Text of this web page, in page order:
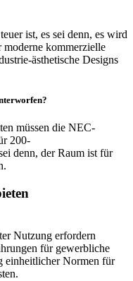
ist, es sei denn, es wird
moderne kommerzielle
ästhetische Designs
müssen die NEC-
200-
denn, der Raum ist für
Nutzung erfordern
für gewerbliche
einheitlicher Normen für